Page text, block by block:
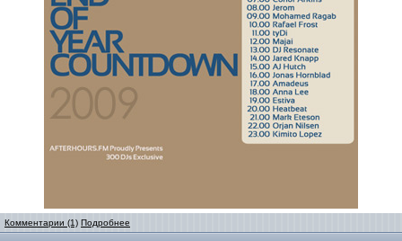
Комментарии (1) Подробнее